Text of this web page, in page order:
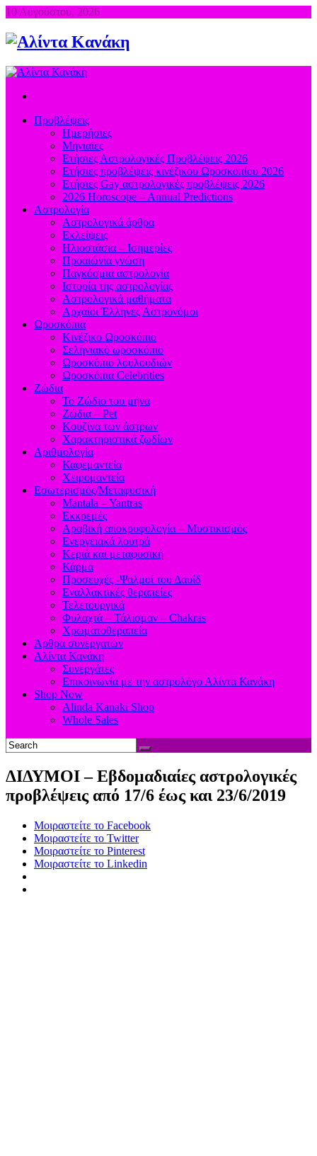
10 Αυγούστου, 2026
Προβλέψεις
Ημερήσιες
Μηνιαίες
Ετήσιες Αστρολογικές Προβλέψεις 2026
Ετήσιες προβλέψεις κινέζικου Ωροσκοπίου 2026
Ετήσιες Gay αστρολογικές προβλέψεις 2026
2026 Horoscope – Annual Predictions
Αστρολογία
Αστρολογικά άρθρα
Εκλείψεις
Ηλιοστάσια – Ισημερίες
Προαιώνια γνώση
Παγκόσμια αστρολογία
Ιστορία της αστρολογίας
Aστρολογικά μαθήματα
Aρχαίοι Έλληνες Αστρονόμοι
Ωροσκόπια
Κινέζικο Ωροσκόπιο
Σεληνιακό ωροσκόπιο
Ωροσκόπιο λουλουδιών
Ωροσκόπια Celebrities
Ζώδια
Το Ζώδιο του μήνα
Ζώδια – Pet
Κουζίνα των άστρων
Χαρακτηριστικά ζωδίων
Αριθμολογία
Καφεμαντεία
Χειρομαντεία
Εσωτερισμός/Μεταφυσική
Mantala – Yantras
Εκκρεμές
Αραβική αποκρυφολογία – Μυστικισμός
Ενεργειακά λουτρά
Κεριά και μεταφυσική
Κάρμα
Προσευχές -Ψαλμοί του Δαυίδ
Εναλλακτικές θεραπείες
Τελετουργικά
Φυλαχτά – Τάλισμαν – Chakras
Χρωματοθεραπεία
Άρθρα συνεργατών
Αλίντα Κανάκη
Συνεργάτες
Επικοινωνία με την αστρολόγο Αλίντα Κανάκη
Shop Now
Alinda Kanaki Shop
Whole Sales
ΔΙΔΥΜΟΙ – Εβδομαδιαίες αστρολογικές
προβλέψεις από 17/6 έως και 23/6/2019
Μοιραστείτε το Facebook
Μοιραστείτε το Twitter
Μοιραστείτε το Pinterest
Μοιραστείτε το Linkedin